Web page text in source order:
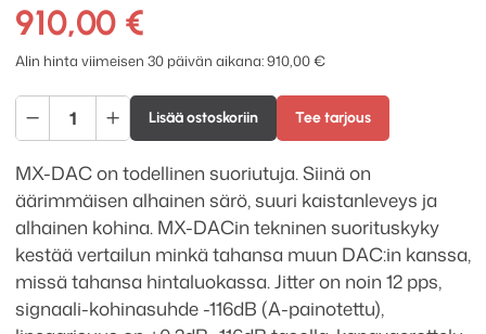
910,00 €
Alin hinta viimeisen 30 päivän aikana:910,00€
Musical
Fidelity
MX-
DAC
D/A
muunnin
määrä
Lisää ostoskoriin Tee tarjous
MX-DAC on todellinen suoriutuja. Siinä on
äärimmäisen alhainen särö, suuri kaistanleveys ja
alhainen kohina. MX-DACin tekninen suorituskyky
kestää vertailun minkä tahansa muun DAC:in kanssa,
missä tahansa hintaluokassa. Jitter on noin 12 pps,
signaali-kohinasuhde -116dB (A-painotettu),